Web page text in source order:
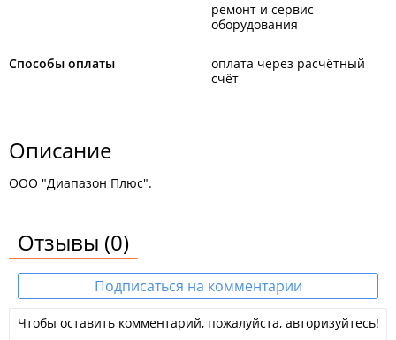
ремонт и сервис
оборудования
Способы оплаты
оплата через расчётный
счёт
Описание
ООО "Диапазон Плюс".
Отзывы (0)
Подписаться на комментарии
Чтобы оставить комментарий, пожалуйста, авторизуйтесь!